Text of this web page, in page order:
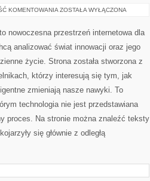
KOMENTOWANIA CZŁOWIEK–
ZOSTAŁA WYŁĄCZONA
nowoczesna przestrzeń internetowa dla
analizować świat innowacji oraz jego
życie. Strona została stworzona z
którzy interesują się tym, jak
zmieniają nasze nawyki. To
technologia nie jest przedstawiana
proces. Na stronie można znaleźć teksty
się głównie z odległą